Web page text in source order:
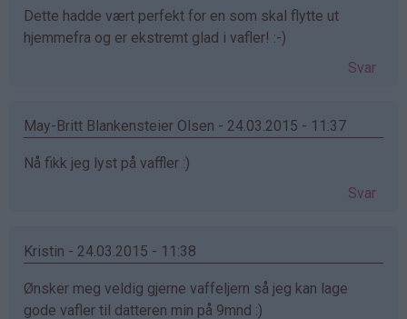
Dette hadde vært perfekt for en som skal flytte ut
hjemmefra og er ekstremt glad i vafler! :-)
Svar
May-Britt Blankensteier Olsen - 24.03.2015 - 11:37
Nå fikk jeg lyst på vaffler :)
Svar
Kristin - 24.03.2015 - 11:38
Ønsker meg veldig gjerne vaffeljern så jeg kan lage
gode vafler til datteren min på 9mnd :)